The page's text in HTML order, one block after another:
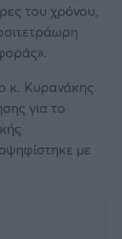
του χρόνου,
κ. Κυρανάκης
για το
με